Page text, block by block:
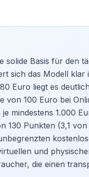
solide Basis für den
sich das Modell klar
Euro liegt es
von 100 Euro bei
mindestens 1.000
130 Punkten (3,1
und
die einen